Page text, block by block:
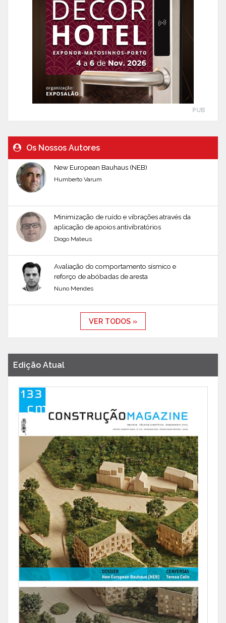
PUB
Os Nossos Autores
New European Bauhaus (NEB)
Humberto Varum
Minimização de ruído e vibrações através da
aplicação de apoios antivibratórios
Diogo Mateus
Avaliação do comportamento sísmico e
reforço de abóbadas de aresta
Nuno Mendes
VER TODOS »
Edição Atual